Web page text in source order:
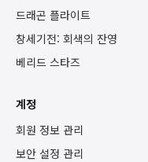
드래곤 플라이트
창세기전: 회색의 잔영
베리드 스타즈
계정
회원 정보 관리
보안 설정 관리